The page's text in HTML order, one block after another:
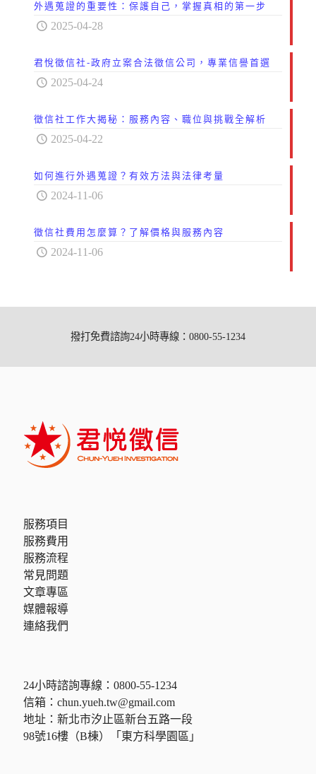
外遇蒐證的重要性：保護自己，掌握真相的第一步
2025-04-28
君悅徵信社-政府立案合法徵信公司，專業信譽首選
2025-04-24
徵信社工作大揭秘：服務內容、職位與挑戰全解析
2025-04-22
如何進行外遇蒐證？有效方法與法律考量
2024-11-06
徵信社費用怎麼算？了解價格與服務內容
2024-11-06
撥打免費諮詢24小時專線：0800-55-1234
服務項目
服務費用
服務流程
常見問題
文章專區
媒體報導
連絡我們
24小時諮詢專線： 0800-55-1234
信箱： chun.yueh.tw@gmail.com
地址：新北市汐止區新台五路一段
98號16樓（B棟）「東方科學園區」